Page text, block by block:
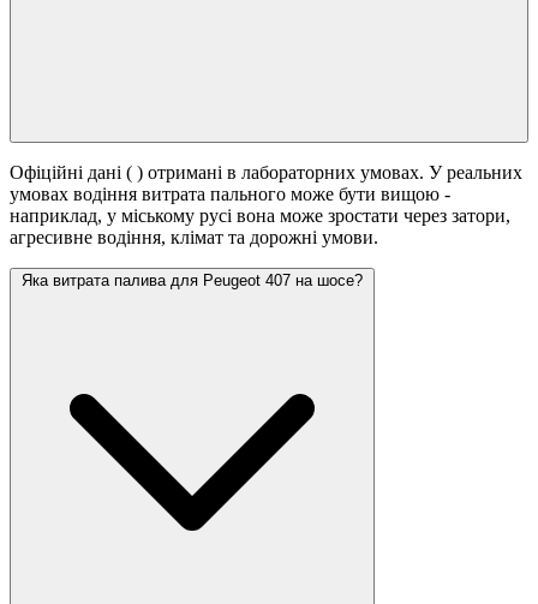
Офіційні дані ( ) отримані в лабораторних умовах. У реальних
умовах водіння витрата пального може бути вищою -
наприклад, у міському русі вона може зростати через затори,
агресивне водіння, клімат та дорожні умови.
Яка витрата палива для Peugeot 407 на шосе?